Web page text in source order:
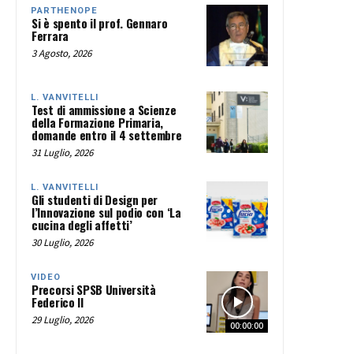
PARTHENOPE
Si è spento il prof. Gennaro
Ferrara
3 Agosto, 2026
L. VANVITELLI
Test di ammissione a Scienze
della Formazione Primaria,
domande entro il 4 settembre
31 Luglio, 2026
L. VANVITELLI
Gli studenti di Design per
l’Innovazione sul podio con ‘La
cucina degli affetti’
30 Luglio, 2026
00:00:00
VIDEO
Precorsi SPSB Università
Federico II
29 Luglio, 2026